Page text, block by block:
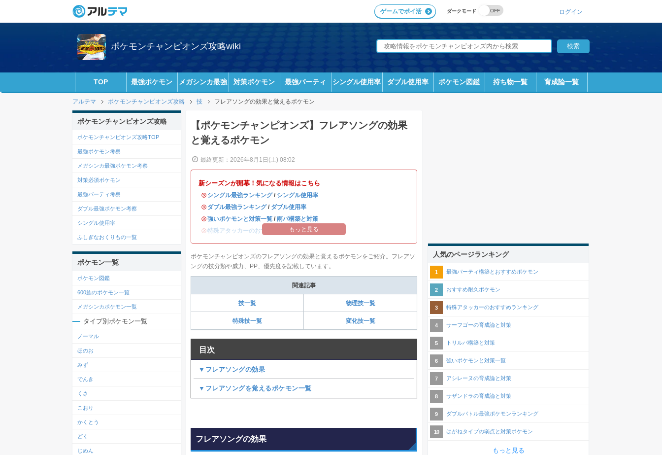
ダークモード
ゲームでポイ活 ログイン
ポケモンチャンピオンズ攻略wiki
TOP 最強ポケモン メガシンカ最強 対策ポケモン 最強パーティ シングル使用率 ダブル使用率 ポケモン図鑑 持ち物一覧 育成論一覧
アルテマ ポケモンチャンピオンズ攻略 技 フレアソングの効果と覚えるポケモン
【ポケモンチャンピオンズ】フレアソングの効果
と覚えるポケモン
最終更新：2026年8月1日(土) 08:02
新シーズンが開幕！気になる情報はこちら
・ シングル最強ランキング/ シングル使用率
・ ダブル最強ランキング/ ダブル使用率
・強いポケモンと対策一覧 / 雨パ構築と対策
・特殊アタッカーのおすすめランキング
もっと見る
ポケモンチャンピオンズのフレアソングの効果と覚えるポケモンをご紹介。フレアソ
ングの技分類や威力、PP、優先度を記載しています。
関連記事
技一覧 物理技一覧
特殊技一覧 変化技一覧
目次
▼フレアソングの効果
▼フレアソングを覚えるポケモン一覧
フレアソングの効果
ポケモンチャンピオンズ攻略
ポケモンチャンピオンズ攻略TOP
最強ポケモン考察
メガシンカ最強ポケモン考察
対策必須ポケモン
最強パーティ考察
ダブル最強ポケモン考察
シングル使用率
ふしぎなおくりもの一覧
ポケモン一覧
ポケモン図鑑
600族のポケモン一覧
メガシンカポケモン一覧
タイプ別ポケモン一覧
ノーマル
ほのお
みず
でんき
くさ
こおり
かくとう
どく
じめん
人気のページランキング
最強パーティ構築とおすすめポケモン
おすすめ耐久ポケモン
特殊アタッカーのおすすめランキング
サーフゴーの育成論と対策
トリルパ構築と対策
強いポケモンと対策一覧
アシレーヌの育成論と対策
サザンドラの育成論と対策
ダブルバトル最強ポケモンランキング
はがねタイプの弱点と対策ポケモン
もっと見る